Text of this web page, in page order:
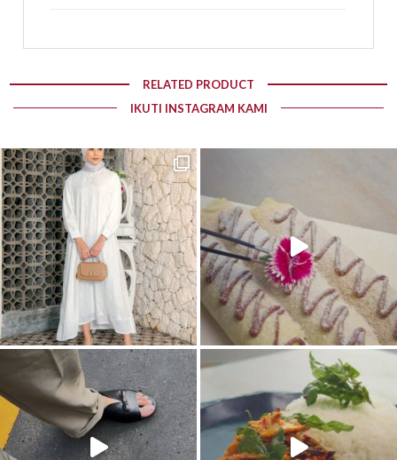
RELATED PRODUCT
IKUTI INSTAGRAM KAMI